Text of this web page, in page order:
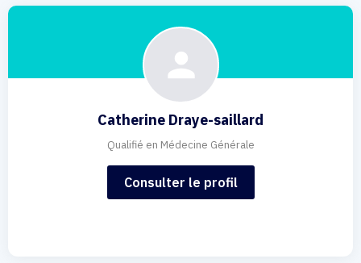
Catherine Draye-saillard
Qualifié en Médecine Générale
Consulter le profil